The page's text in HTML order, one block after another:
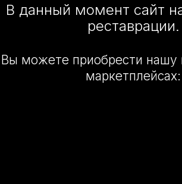
В данный момент сайт
реставрации.
Вы можете приобрести нашу
маркетплейсах: